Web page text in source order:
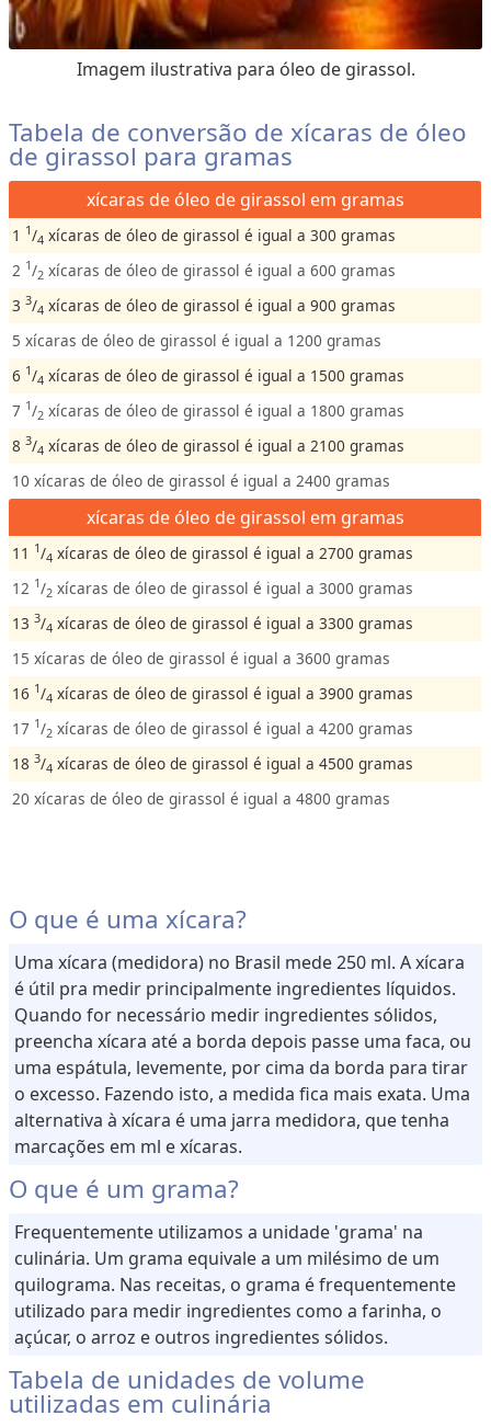
d
e
m
p
r
t
u
Imagem ilustrativa para óleo de girassol.
Tabela de conversão de xícaras de óleo
de girassol para gramas
xícaras de óleo de girassol em gramas
1 1/4 xícaras de óleo de girassol é igual a 300 gramas
2 1/2xícaras de óleo de girassol é igual a 600 gramas
3 3/4 xícaras de óleo de girassol é igual a 900 gramas
5 xícaras de óleo de girassol é igual a 1200 gramas
6 1/4 xícaras de óleo de girassol é igual a 1500 gramas
7 1/2xícaras de óleo de girassol é igual a 1800 gramas
8 3/4 xícaras de óleo de girassol é igual a 2100 gramas
10 xícaras de óleo de girassol é igual a 2400 gramas
xícaras de óleo de girassol em gramas
11 1/4 xícaras de óleo de girassol é igual a 2700 gramas
12 1/2xícaras de óleo de girassol é igual a 3000 gramas
13 3/4 xícaras de óleo de girassol é igual a 3300 gramas
15 xícaras de óleo de girassol é igual a 3600 gramas
16 1/4 xícaras de óleo de girassol é igual a 3900 gramas
17 1/2xícaras de óleo de girassol é igual a 4200 gramas
18 3/4 xícaras de óleo de girassol é igual a 4500 gramas
20 xícaras de óleo de girassol é igual a 4800 gramas
O que é uma xícara?
Uma xícara (medidora) no Brasil mede 250 ml. A xícara
é útil pra medir principalmente ingredientes líquidos.
Quando for necessário medir ingredientes sólidos,
preencha xícara até a borda depois passe uma faca, ou
uma espátula, levemente, por cima da borda para tirar
o excesso. Fazendo isto, a medida fica mais exata. Uma
alternativa à xícara é uma jarra medidora, que tenha
marcações em ml e xícaras.
O que é um grama?
Frequentemente utilizamos a unidade 'grama' na
culinária. Um grama equivale a um milésimo de um
quilograma. Nas receitas, o grama é frequentemente
utilizado para medir ingredientes como a farinha, o
açúcar, o arroz e outros ingredientes sólidos.
Tabela de unidades de volume
utilizadas em culinária